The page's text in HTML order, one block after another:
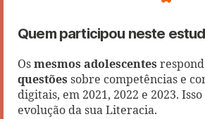
Quem participou neste
Os mesmos adolescentes
questões sobre competências e
digitais, em 2021, 2022 e 2023.
evolução da sua Literacia.